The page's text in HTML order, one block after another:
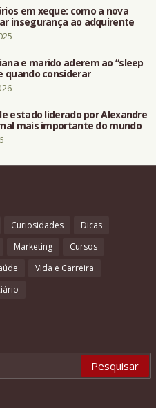
em xeque: como a nova
insegurança ao adquirente
e marido aderem ao “sleep
quando considerar
estado liderado por Alexandre
mais importante do mundo
Curiosidades
Dicas
Marketing
Cursos
Vida e Carreira